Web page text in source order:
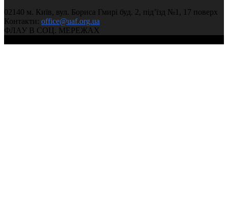
02140 м. Київ, вул. Бориса Гмирі буд. 2, під’їзд №1, 17 поверх
Контакти: office@uaf.org.ua
ФЛАУ В СОЦ. МЕРЕЖАХ